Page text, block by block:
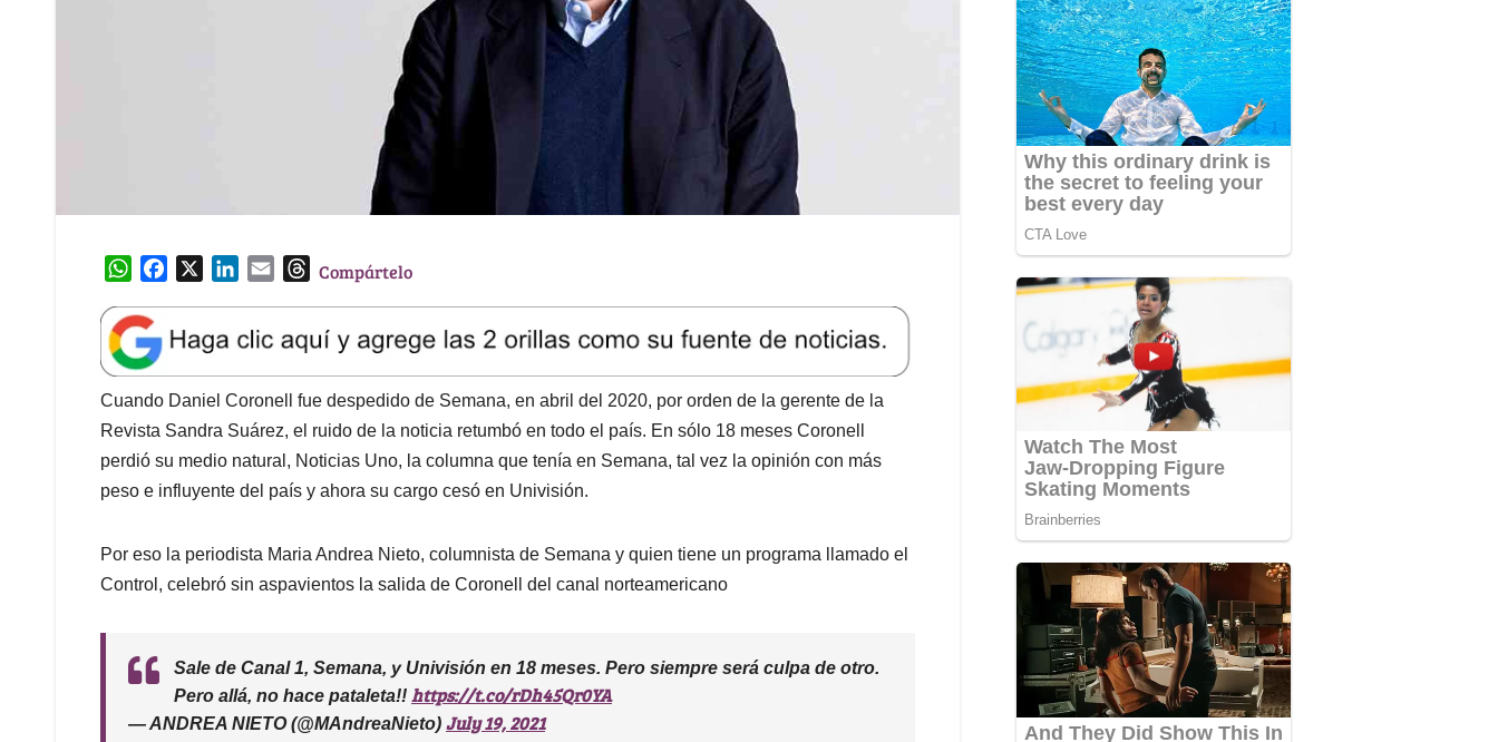
W
a
t
s
A
p
p
e
b
o
o
k
k
e
d
I
n
l
T
e
a
d
s
Compártelo
Cuando Daniel Coronell fue despedido de Semana, en abril del 2020, por orden de la gerente de la
Revista Sandra Suárez, el ruido de la noticia retumbó en todo el país. En sólo 18 meses Coronell
perdió su medio natural, Noticias Uno, la columna que tenía en Semana, tal vez la opinión con más
peso e influyente del país y ahora su cargo cesó en Univisión.
Por eso la periodista Maria Andrea Nieto, columnista de Semana y quien tiene un programa llamado el
Control, celebró sin aspavientos la salida de Coronell del canal norteamericano
Sale de Canal 1, Semana, y Univisión en 18 meses. Pero siempre será culpa de otro.
Pero allá, no hace pataleta!! https://t.co/rDh45Qr0YA
— ANDREA NIETO (@MAndreaNieto) July 19, 2021